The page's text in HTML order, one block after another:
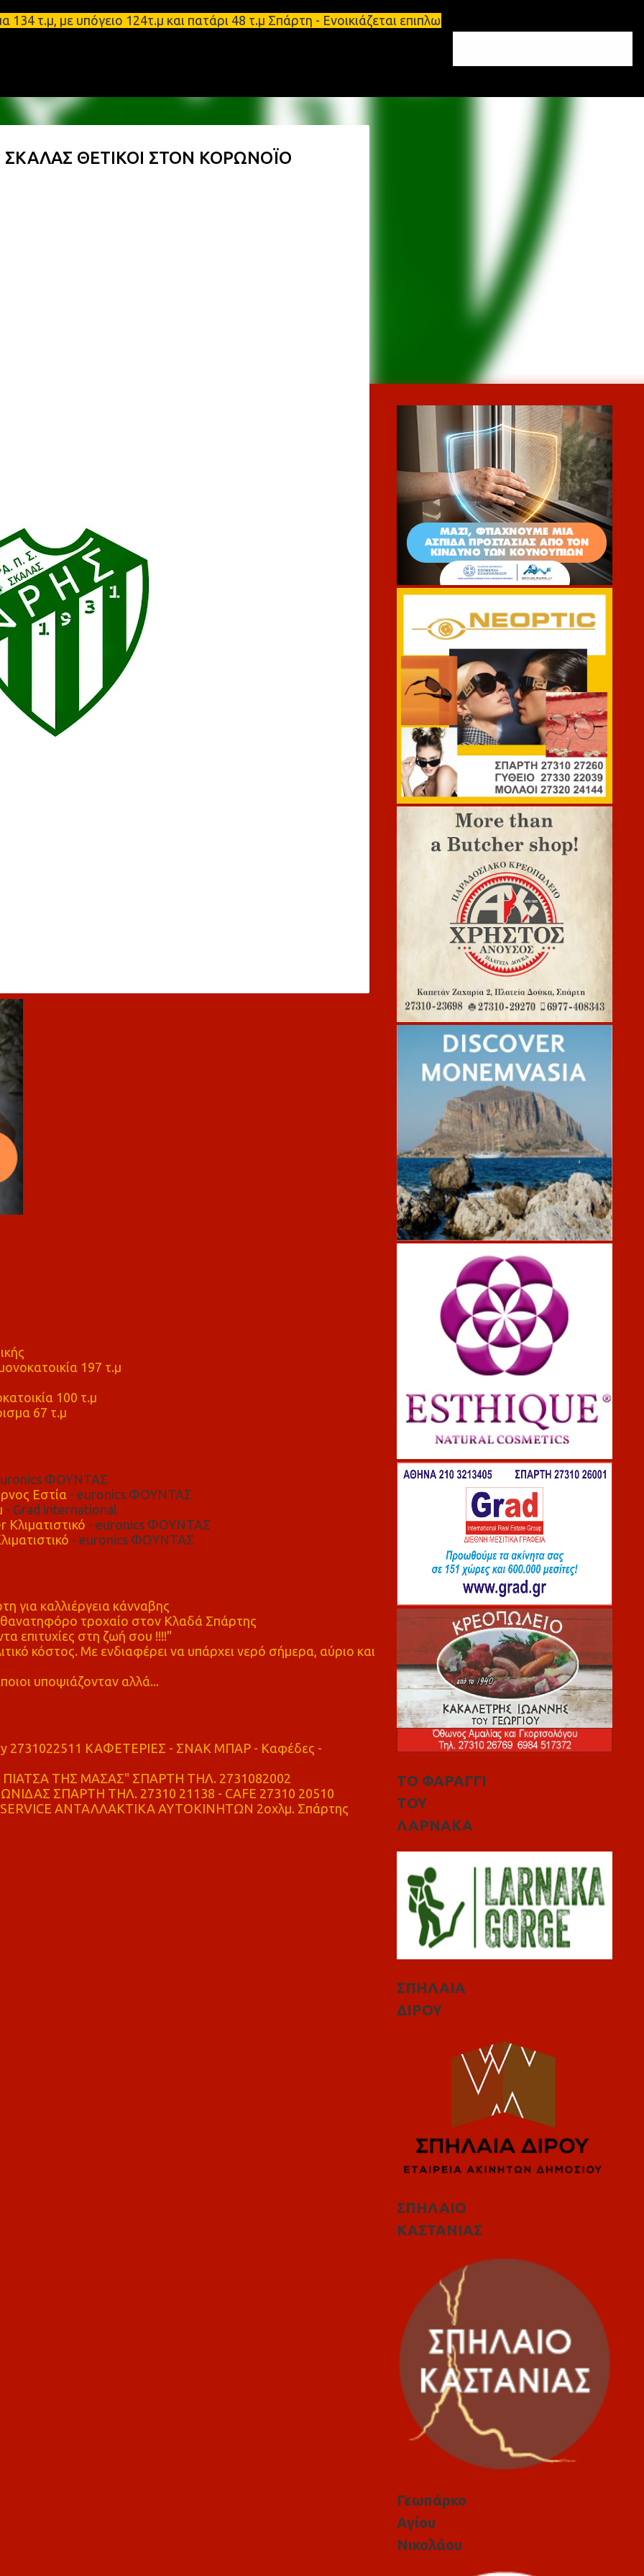
Μετάβαση στο κύριο περιεχόμενο
με υπόγειο 124τ.μ και πατάρι 48 τ.μ Σπάρτη - Ενοικιάζεται επιπλωμένο διαμέρισμα 65τ.μ
ΘΕΤΙΚΟΙ ΣΤΟΝ ΚΟΡΩΝΟΪΟ
197 τ.μ
100 τ.μ
67 τ.μ
ΦΟΥΝΤΑΣ
Εστία - euronics ΦΟΥΝΤΑΣ
- Grad international
- euronics ΦΟΥΝΤΑΣ
- euronics ΦΟΥΝΤΑΣ
καλλιέργεια κάνναβης
τροχαίο στον Κλαδά Σπάρτης
επιτυχίες στη ζωή σου !!!!"
κόστος. Με ενδιαφέρει να υπάρχει νερό σήμερα, αύριο και
υποψιάζονταν αλλά...
2731022511 ΚΑΦΕΤΕΡΙΕΣ - ΣΝΑΚ ΜΠΑΡ - Καφέδες -
ΤΗΣ ΜΑΣΑΣ" ΣΠΑΡΤΗ ΤΗΛ. 2731082002
ΣΠΑΡΤΗ ΤΗΛ. 27310 21138 - CAFE 27310 20510
ΑΝΤΑΛΛΑΚΤΙΚΑ ΑΥΤΟΚΙΝΗΤΩΝ 2οχλμ. Σπάρτης
ΤΟ ΦΑΡΑΓΓΙ
ΤΟΥ
ΛΑΡΝΑΚΑ
ΣΠΗΛΑΙΑ
ΔΙΡΟΥ
ΣΠΗΛΑΙΟ
ΚΑΣΤΑΝΙΑΣ
Γεωπάρκο
Αγίου
Νικολάου